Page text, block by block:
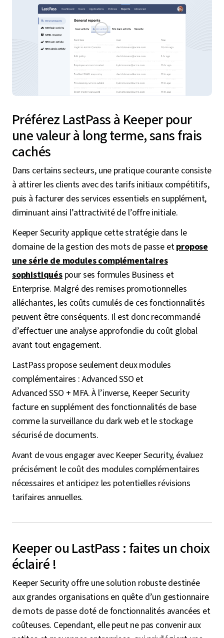
Préférez LastPass à Keeper pour
une valeur à long terme, sans frais
cachés
Dans certains secteurs, une pratique courante consiste
à attirer les clients avec des tarifs initiaux compétitifs,
puis à facturer des services essentiels en supplément,
diminuant ainsi l’attractivité de l’offre initiale.
Keeper Security applique cette stratégie dans le
domaine de la gestion des mots de passe etpropose
une série de modules complémentaires
sophistiquéspour ses formules Business et
Enterprise. Malgré des remises promotionnelles
alléchantes, les coûts cumulés de ces fonctionnalités
peuvent être conséquents. Il est donc recommandé
d’effectuer une analyse approfondie du coût global
avant tout engagement.
LastPass propose seulement deux modules
complémentaires : Advanced SSO et
Advanced SSO + MFA. À l’inverse, Keeper Security
facture en supplément des fonctionnalités de base
comme la surveillance du dark web et le stockage
sécurisé de documents.
Avant de vous engager avec Keeper Security, évaluez
précisément le coût des modules complémentaires
nécessaires et anticipez les potentielles révisions
tarifaires annuelles.
Keeper ou LastPass : faites un choix
éclairé !
Keeper Security offre une solution robuste destinée
aux grandes organisations en quête d’un gestionnaire
de mots de passe doté de fonctionnalités avancées et
coûteuses. Cependant, elle peut ne pas convenir aux